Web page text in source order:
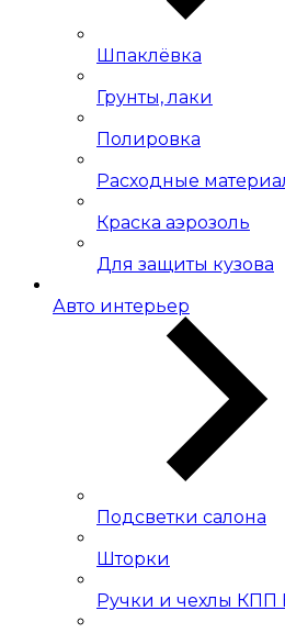
Шпаклёвка
Грунты, лаки
Полировка
Расходные
Краска аэрозоль
Для защиты кузова
Авто интерьер
Подсветки салона
Шторки
Ручки и чехлы